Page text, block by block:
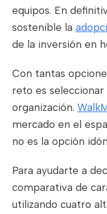
equipos. En
sostenible la
de la inversión en
Con tantas
reto es seleccionar
organización.
mercado en el
no es la opción
Para ayudarte a
comparativa de
utilizando cuatro